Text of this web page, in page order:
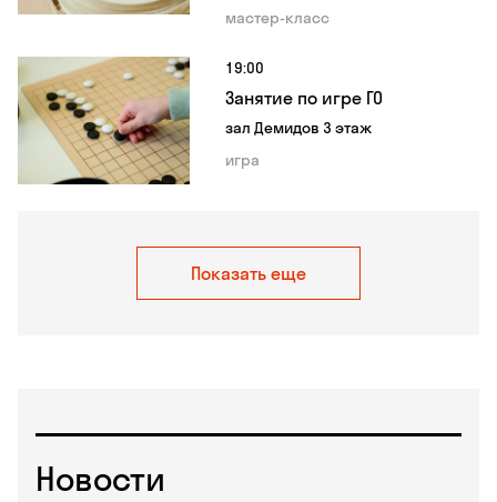
мастер-класс
19:00
Занятие по игре ГО
зал Демидов 3 этаж
игра
Показать еще
Новости